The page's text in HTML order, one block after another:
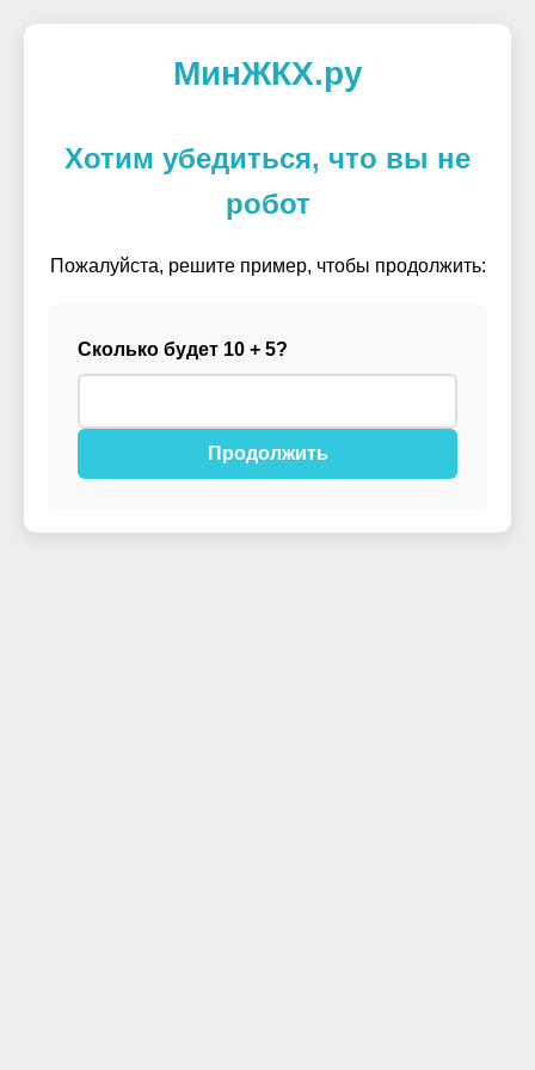
МинЖКХ.ру
Хотим убедиться, что вы не
робот
Пожалуйста, решите пример, чтобы продолжить:
Сколько будет 10 + 5?
Продолжить